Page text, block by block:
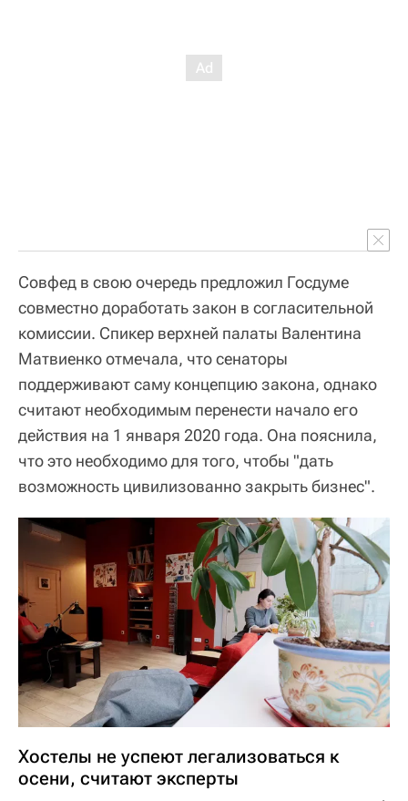
Совфед в свою очередь предложил Госдуме
совместно доработать закон в согласительной
комиссии. Спикер верхней палаты Валентина
Матвиенко отмечала, что сенаторы
поддерживают саму концепцию закона, однако
считают необходимым перенести начало его
действия на 1 января 2020 года. Она пояснила,
что это необходимо для того, чтобы "дать
возможность цивилизованно закрыть бизнес".
Хостелы не успеют легализоваться к
осени, считают эксперты